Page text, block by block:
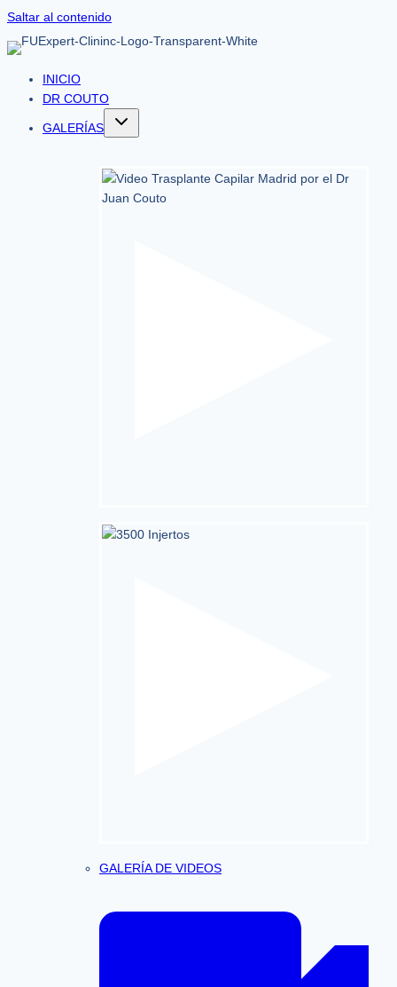
Saltar al contenido
INICIO
DR COUTO
GALERÍAS
GALERÍA DE VIDEOS